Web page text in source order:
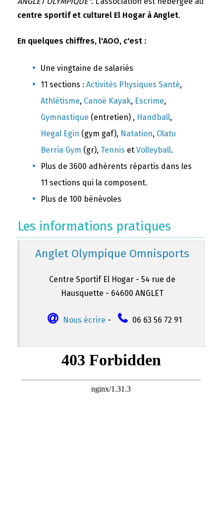
centre sportif et culturel El Hogar à Anglet.
En quelques chiffres, l'AOO, c'est :
Une vingtaine de salariés
11 sections : Activités Physiques Santé,
Athlétisme, Canoë Kayak, Escrime,
Gymnastique (entretien) , Handball,
Hegal Egin (gym gaf), Natation, Olatu
Berria Gym (gr), Tennis et Volleyball.
Plus de 3600 adhérents répartis dans les
11 sections qui la composent.
Plus de 100 bénévoles
Les informations pratiques
Anglet Olympique Omnisports
Centre Sportif El Hogar - 54 rue de
Hausquette - 64600 ANGLET
Nous écrire - 06 63 56 72 91